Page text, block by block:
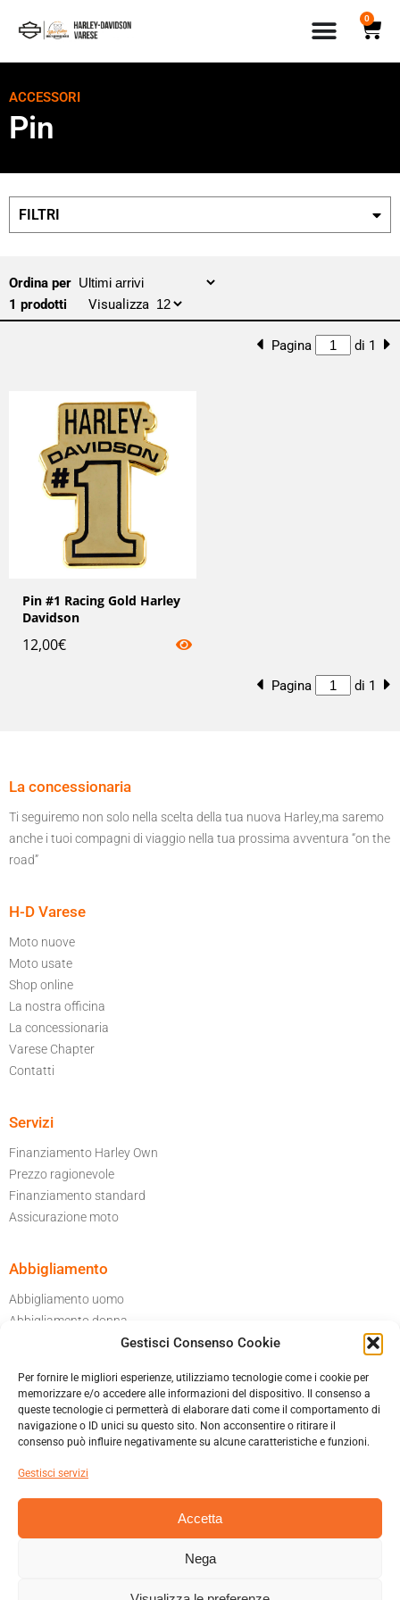
Gestisci Consenso Cookie
Per fornire le migliori esperienze, utilizziamo tecnologie come i cookie per
memorizzare e/o accedere alle informazioni del dispositivo. Il consenso a
queste tecnologie ci permetterà di elaborare dati come il comportamento di
navigazione o ID unici su questo sito. Non acconsentire o ritirare il
consenso può influire negativamente su alcune caratteristiche e funzioni.
Gestisci servizi
Accetta
Nega
0
ACCESSORI
Pin
FILTRI
Ordina per
1 prodotti
Visualizza
Pagina di 1
Pin #1 Racing Gold Harley
Davidson
12,00€
Pagina di 1
La concessionaria
Ti seguiremo non solo nella scelta della tua nuova Harley,ma saremo
anche i tuoi compagni di viaggio nella tua prossima avventura “on the
road”
H-D Varese
Moto nuove
Moto usate
Shop online
La nostra officina
La concessionaria
Varese Chapter
Contatti
Servizi
Finanziamento Harley Own
Prezzo ragionevole
Finanziamento standard
Assicurazione moto
Abbigliamento
Abbigliamento uomo
Abbigliamento donna
Caschi
Informatica privacy
Condizioni generali di vendita
GAZZADA SCHIANNO (VA)